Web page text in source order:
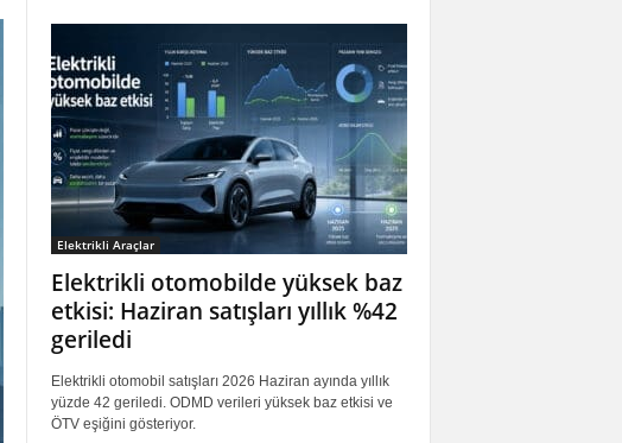
Elektrikli Araçlar
Elektrikli otomobilde yüksek baz
etkisi: Haziran satışları yıllık %42
geriledi
Elektrikli otomobil satışları 2026 Haziran ayında yıllık
yüzde 42 geriledi. ODMD verileri yüksek baz etkisi ve
ÖTV eşiğini gösteriyor.